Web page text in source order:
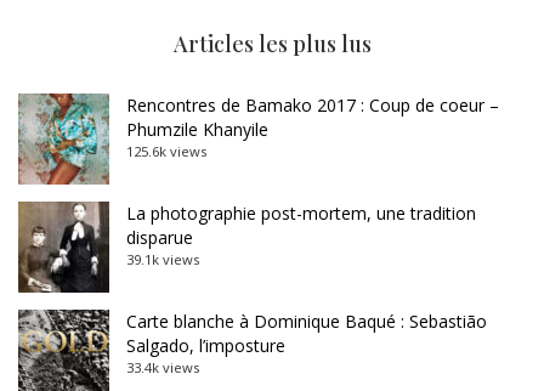
Articles les plus lus
Rencontres de Bamako 2017 : Coup de coeur –
Phumzile Khanyile
125.6k views
La photographie post-mortem, une tradition
disparue
39.1k views
Carte blanche à Dominique Baqué : Sebastião
Salgado, l’imposture
33.4k views